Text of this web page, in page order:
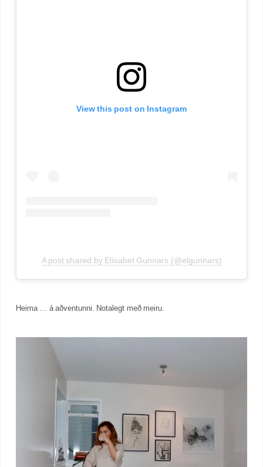
View this post on Instagram
A post shared by Elísabet Gunnars (@elgunnars)
Heima … á aðventunni. Notalegt með meiru.